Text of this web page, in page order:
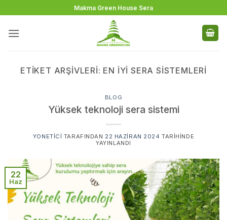
atla
Makma Green House Sera
ETIKET ARŞIVLERI: EN IYI SERA SISTEMLERI
BLOG
Yüksek teknoloji sera sistemi
YONETICI TARAFINDAN 22 HAZIRAN 2024 TARIHINDE
YAYINLANDI
22
Haz